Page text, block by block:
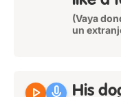
(Vaya
un
play_arrow mic His